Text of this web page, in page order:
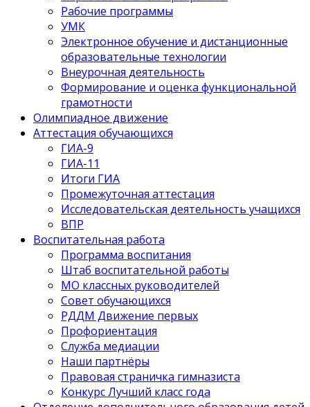
Рабочие программы
УМК
Электронное обучение и дистанционные
образовательные технологии
Внеурочная деятельность
Формирование и оценка функциональной
грамотности
Олимпиадное движение
Аттестация обучающихся
ГИА-9
ГИА-11
Итоги ГИА
Промежуточная аттестация
Исследовательская деятельность учащихся
ВПР
Воспитательная работа
Программа воспитания
Штаб воспитательной работы
МО классных руководителей
Совет обучающихся
РДДМ Движение первых
Профориентация
Служба медиации
Наши партнёры
Правовая страничка гимназиста
Конкурс Лучший класс года